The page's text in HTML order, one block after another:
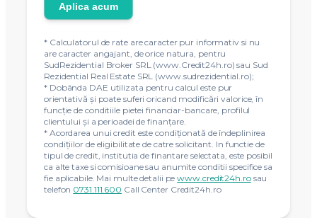
Aplica acum
* Calculatorul de rate are caracter pur informativ si nu
are caracter angajant, de orice natura, pentru
SudRezidential Broker SRL (www.Credit24h.ro) sau Sud
Rezidential Real Estate SRL (www.sudrezidential.ro);
* Dobânda DAE utilizata pentru calcul este pur
orientativă și poate suferi oricand modificări valorice, în
funcție de conditiile pietei financiar-bancare, profilul
clientului și a perioadei de finanțare.
* Acordarea unui credit este condiţionată de îndeplinirea
condiţiilor de eligibilitate de catre solicitant. In functie de
tipul de credit, institutia de finantare selectata, este posibil
ca alte taxe si comisioane sau anumite conditii specifice sa
fie aplicabile. Mai multe detalii pewww.credit24h.rosau
telefon 0731.111.600 Call Center Credit24h.ro